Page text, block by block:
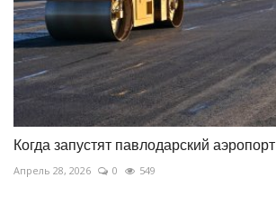
Когда запустят павлодарский аэропорт
Апрель 28, 2026 0 549